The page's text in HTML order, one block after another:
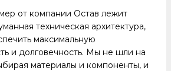
от компании Остав лежит
техническая архитектура,
максимальную
и долговечность. Мы не шли на
материалы и компоненты, и